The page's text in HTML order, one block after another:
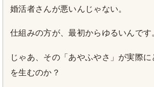
婚活者さんが悪いんじゃない。
仕組みの方が、最初からゆるいんです
じゃあ、その「あやふやさ」が実際
を生むのか？